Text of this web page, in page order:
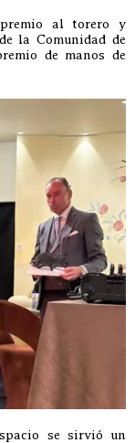
al torero y
la Comunidad de
de manos de
se sirvió un